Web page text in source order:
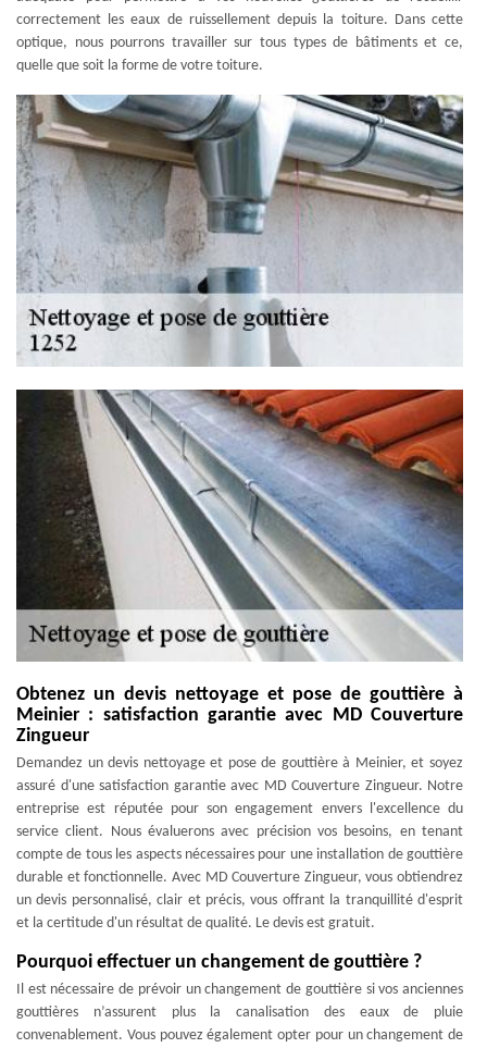
correctement les eaux de ruissellement depuis la toiture. Dans cette
optique, nous pourrons travailler sur tous types de bâtiments et ce,
quelle que soit la forme de votre toiture.
Obtenez un devis nettoyage et pose de gouttière à
Meinier : satisfaction garantie avec MD Couverture
Zingueur
Demandez un devis nettoyage et pose de gouttière à Meinier, et soyez
assuré d'une satisfaction garantie avec MD Couverture Zingueur. Notre
entreprise est réputée pour son engagement envers l'excellence du
service client. Nous évaluerons avec précision vos besoins, en tenant
compte de tous les aspects nécessaires pour une installation de gouttière
durable et fonctionnelle. Avec MD Couverture Zingueur, vous obtiendrez
un devis personnalisé, clair et précis, vous offrant la tranquillité d'esprit
et la certitude d'un résultat de qualité. Le devis est gratuit.
Pourquoi effectuer un changement de gouttière ?
Il est nécessaire de prévoir un changement de gouttière si vos anciennes
gouttières n’assurent plus la canalisation des eaux de pluie
convenablement. Vous pouvez également opter pour un changement de